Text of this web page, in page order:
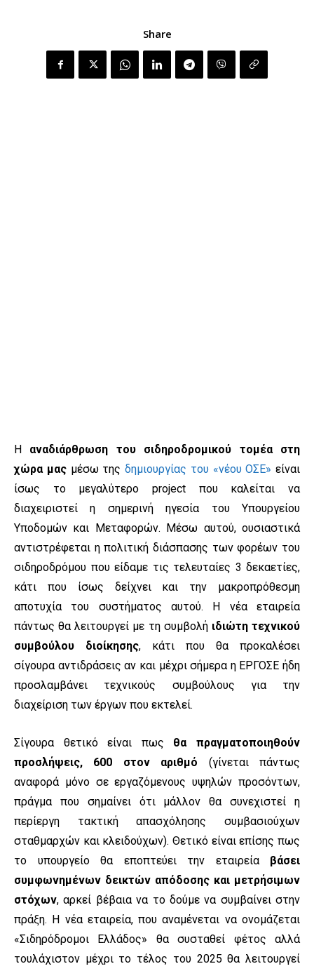
Share
Η αναδιάρθρωση του σιδηροδρομικού τομέα στη
χώρα μαςμέσω της δημιουργίας του «νέου ΟΣΕ» είναι
ίσως το μεγαλύτερο project που καλείται να
διαχειριστεί η σημερινή ηγεσία του Υπουργείου
Υποδομών και Μεταφορών. Μέσω αυτού, ουσιαστικά
αντιστρέφεται η πολιτική διάσπασης των φορέων του
σιδηροδρόμου που είδαμε τις τελευταίες 3 δεκαετίες,
κάτι που ίσως δείχνει και την μακροπρόθεσμη
αποτυχία του συστήματος αυτού. Η νέα εταιρεία
πάντως θα λειτουργεί με τη συμβολή ιδιώτη τεχνικού
συμβούλου διοίκησης, κάτι που θα προκαλέσει
σίγουρα αντιδράσεις αν και μέχρι σήμερα η ΕΡΓΟΣΕ ήδη
προσλαμβάνει τεχνικούς συμβούλους για την
διαχείριση των έργων που εκτελεί.
Σίγουρα θετικό είναι πως θα πραγματοποιηθούν
προσλήψεις, 600 στον αριθμό (γίνεται πάντως
αναφορά μόνο σε εργαζόμενους υψηλών προσόντων,
πράγμα που σημαίνει ότι μάλλον θα συνεχιστεί η
περίεργη τακτική απασχόλησης συμβασιούχων
σταθμαρχών και κλειδούχων). Θετικό είναι επίσης πως
το υπουργείο θα εποπτεύει την εταιρεία βάσει
συμφωνημένων δεικτών απόδοσης και μετρήσιμων
στόχων, αρκεί βέβαια να το δούμε να συμβαίνει στην
πράξη. Η νέα εταιρεία, που αναμένεται να ονομάζεται
«Σιδηρόδρομοι Ελλάδος» θα συσταθεί φέτος αλλά
τουλάχιστον μέχρι το τέλος του 2025 θα λειτουργεί